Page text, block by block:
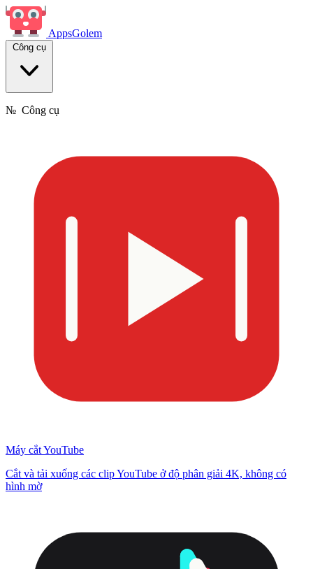
AppsGolem
Công cụ
№ Công cụ
Máy cắt YouTube
Cắt và tải xuống các clip YouTube ở độ phân giải 4K, không có
hình mờ